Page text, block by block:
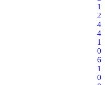
1
2
4
4
1
0
6
1
0